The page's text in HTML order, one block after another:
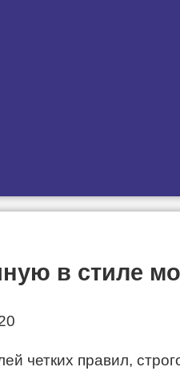
в стиле
четких правил,